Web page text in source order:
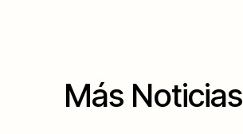
Más Noticias